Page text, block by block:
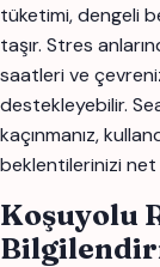
tüketimi, dengeli
taşır. Stres
saatleri ve
destekleyebilir.
kaçınmanız,
beklentilerinizi net
Koşuyolu